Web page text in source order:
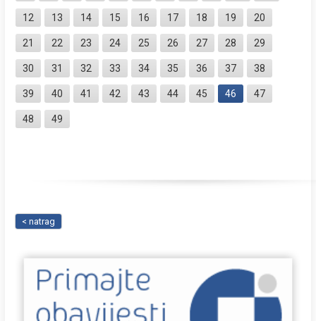
12 13 14 15 16 17 18 19 20
21 22 23 24 25 26 27 28 29
30 31 32 33 34 35 36 37 38
39 40 41 42 43 44 45 46 47
48 49
< natrag